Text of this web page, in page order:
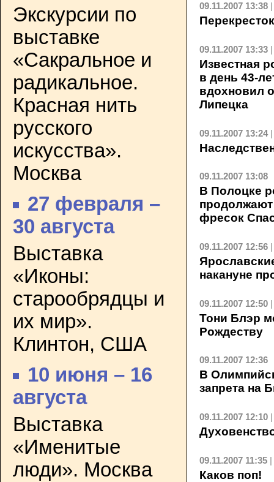
Экскурсии по
выставке
«Сакральное и
радикальное.
Красная нить
русского
искусства».
Москва
27 февраля –
30 августа
Выставка
«Иконы:
старообрядцы и
их мир».
Клинтон, США
10 июня – 16
августа
Выставка
«Именитые
люди». Москва
09.11.2007 13:38
09.11.2007 13:33
Известная
в день 43-
вдохновил
Липецка
09.11.2007 13:24
09.11.2007 13:08
В Полоцке
продолжают
фресок
09.11.2007 12:56
накануне
09.11.2007 12:50
Тони Блэр
Рождеству
09.11.2007 12:36
В
запрета на
09.11.2007 12:10
09.11.2007 11:35 |
Каков поп!